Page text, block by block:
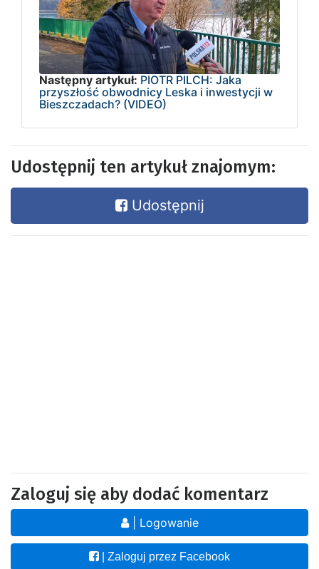
Następny artykuł: PIOTR PILCH: Jaka
przyszłość obwodnicy Leska i inwestycji w
Bieszczadach? (VIDEO)
Udostępnij ten artykuł znajomym:
Udostępnij
Zaloguj się aby dodać komentarz
| Logowanie
| Zaloguj przez Facebook